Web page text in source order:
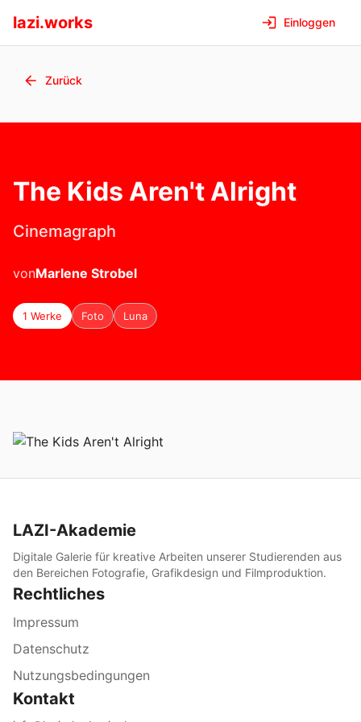
lazi.works Einloggen
Zurück
The Kids Aren't Alright
Cinemagraph
vonMarlene Strobel
1 Werke Foto Luna
LAZI-Akademie
Digitale Galerie für kreative Arbeiten unserer Studierenden aus
den Bereichen Fotografie, Grafikdesign und Filmproduktion.
Rechtliches
Impressum
Datenschutz
Nutzungsbedingungen
Kontakt